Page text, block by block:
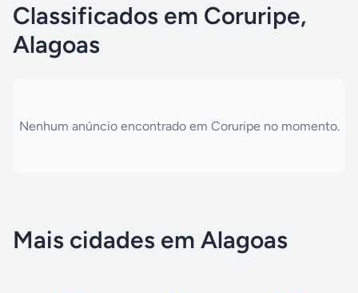
Classificados em Coruripe,
Alagoas
Nenhum anúncio encontrado em Coruripeno momento.
Mais cidades em Alagoas